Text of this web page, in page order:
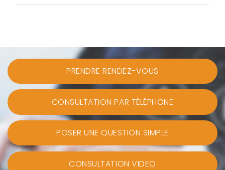
PRENDRE RENDEZ-VOUS
CONSULTATION PAR TÉLÉPHONE
POSER UNE QUESTION SIMPLE
CONSULTATION VIDEO